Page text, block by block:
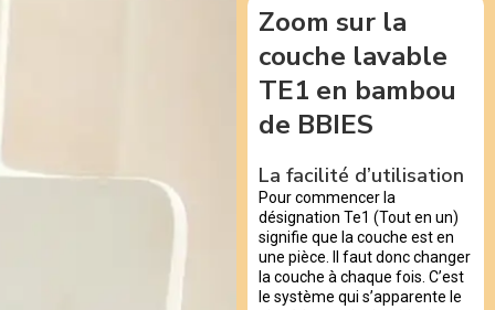
Zoom sur la
couche lavable
TE1 en bambou
de BBIES
La facilité d’utilisation
Pour commencer la
désignation Te1 (Tout en un)
signifie que la couche est en
une pièce. Il faut donc changer
la couche à chaque fois. C’est
le système qui s’apparente le